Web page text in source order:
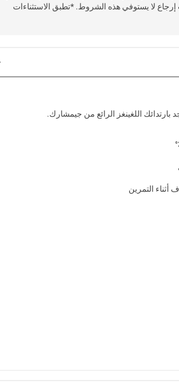
إرجاع لا يستوفي هذه الشروط. *تطبق الاستثناءات
بارتدائك اللغينغز الرائع من جيمشارك.
التمرين